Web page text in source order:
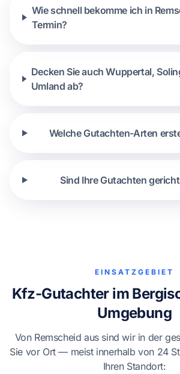
Wie schnell bekomme ich in
Termin?
Decken Sie auch Wuppertal,
Umland ab?
Welche Gutachten-Arten
Sind Ihre Gutachten
EINSATZGEBIET
Kfz-Gutachter im
Umgebung
Von Remscheid aus sind wir in der
Sie vor Ort — meist innerhalb von 24
Ihren Standort: